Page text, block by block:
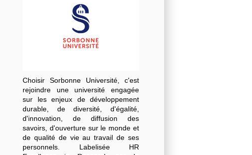
Choisir Sorbonne Université, c'est
rejoindre une université engagée
sur les enjeux de développement
durable, de diversité, d'égalité,
d'innovation, de diffusion des
savoirs, d'ouverture sur le monde et
de qualité de vie au travail de ses
personnels. Labelisée HR